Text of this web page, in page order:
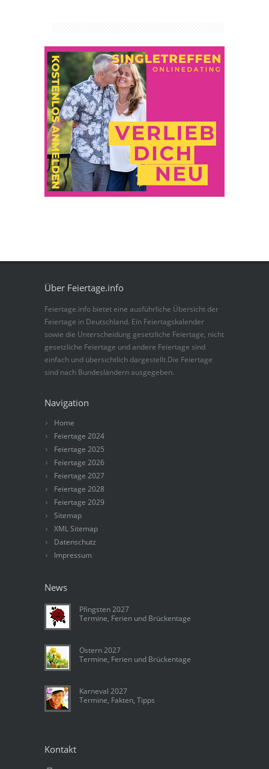
Über Feiertage.info
Feiertage.info bietet eine ausführliche Übersicht der
Feiertage in Deutschland. Ein Feiertagskalender
sowie die Unterscheidung gesetzliche Feiertage, nicht
gesetzliche Feiertage und andere Feiertage sind
einfach und übersichtlich dargestellt.Die Feiertage
sind nach Bundesländern ausgegeben.
Navigation
Home
Feiertage 2024
Feiertage 2025
Feiertage 2026
Feiertage 2027
Feiertage 2028
Feiertage 2029
Sitemap
XML Sitemap
Datenschutz
Impressum
News
Pfingsten 2027
Termine, Ferien und Brückentage
Ostern 2027
Termine, Ferien und Brückentage
Karneval 2027
Termine, Fakten, Tipps
Kontakt